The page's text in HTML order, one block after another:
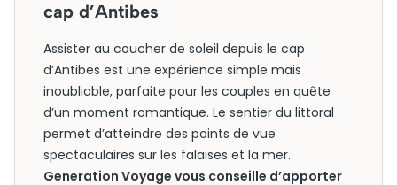
cap d’Antibes
Assister au coucher de soleil depuis le cap
d’Antibes est une expérience simple mais
inoubliable, parfaite pour les couples en quête
d’un moment romantique. Le sentier du littoral
permet d’atteindre des points de vue
spectaculaires sur les falaises et la mer.
Generation Voyage vous conseille d’apporter